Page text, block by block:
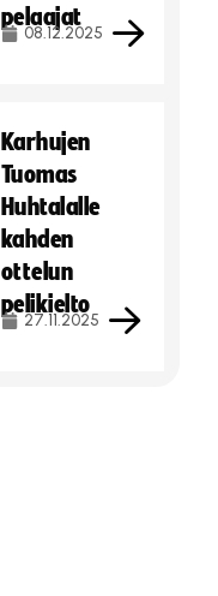
pelaajat
08.12.2025
Karhujen
Tuomas
Huhtalalle
kahden
ottelun
pelikielto
27.11.2025